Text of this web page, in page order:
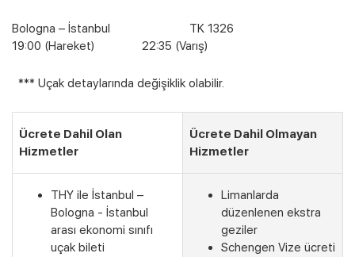
Bologna – İstanbul TK 1326
19:00 (Hareket) 22:35 (Varış)
*** Uçak detaylarında değişiklik olabilir.
Ücrete Dahil Olan
Hizmetler
Ücrete Dahil Olmayan
Hizmetler
THY ile İstanbul –
Bologna - İstanbul
arası ekonomi sınıfı
uçak bileti
Limanlarda
düzenlenen ekstra
geziler
Schengen Vize ücreti